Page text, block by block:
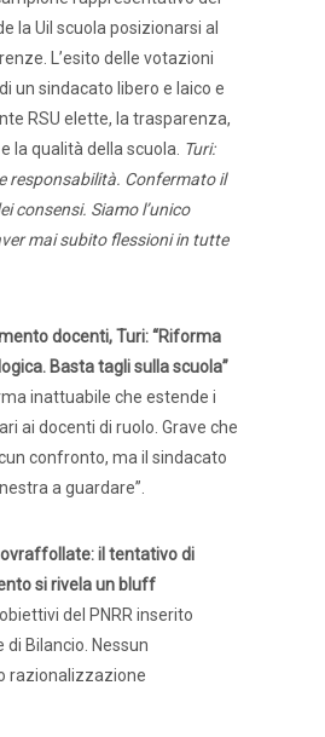
la Uil scuola posizionarsi al
L’esito delle votazioni
un sindacato libero e laico e
RSU elette, la trasparenza,
la qualità della scuola. Turi:
responsabilità. Confermato il
consensi. Siamo l’unico
mai subito flessioni in tutte
docenti, Turi: “Riforma
Basta tagli sulla scuola”
inattuabile che estende i
ai docenti di ruolo. Grave che
confronto, ma il sindacato
a guardare”.
il tentativo di
si rivela un bluff
del PNRR inserito
di Bilancio. Nessun
razionalizzazione